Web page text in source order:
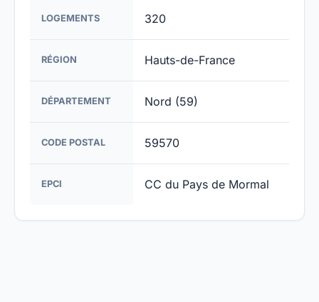
LOGEMENTS 320
RÉGION Hauts-de-France
DÉPARTEMENT Nord (59)
CODE POSTAL 59570
EPCI CC du Pays de Mormal